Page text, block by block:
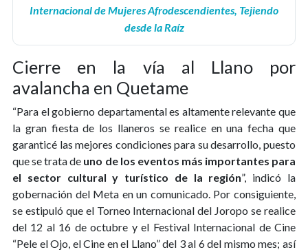
Internacional de Mujeres Afrodescendientes, Tejiendo
desde la Raíz
Cierre en la vía al Llano por
avalancha en Quetame
“Para el gobierno departamental es altamente relevante que
la gran fiesta de los llaneros se realice en una fecha que
garanticé las mejores condiciones para su desarrollo, puesto
que se trata de uno de los eventos más importantes para
el sector cultural y turístico de la región”, indicó la
gobernación del Meta en un comunicado. Por consiguiente,
se estipuló que el Torneo Internacional del Joropo se realice
del 12 al 16 de octubre y el Festival Internacional de Cine
“Pele el Ojo, el Cine en el Llano” del 3 al 6 del mismo mes; así